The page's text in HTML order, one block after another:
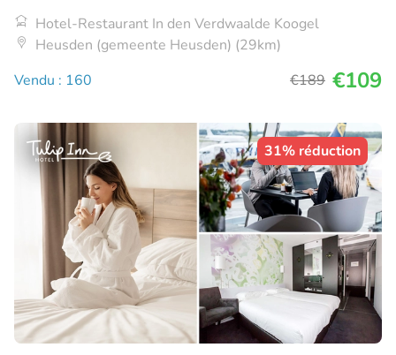
Hotel-Restaurant In den Verdwaalde Koogel
Heusden (gemeente Heusden) (29km)
Vendu : 160
€189 €109
31% réduction